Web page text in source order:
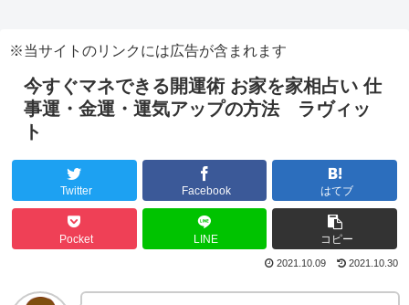
※当サイトのリンクには広告が含まれます
今すぐマネできる開運術 お家を家相占い 仕
事運・金運・運気アップの方法 ラヴィッ
ト
Twitter Facebook はてブ
Pocket LINE コピー
2021.10.30
2021.10.09